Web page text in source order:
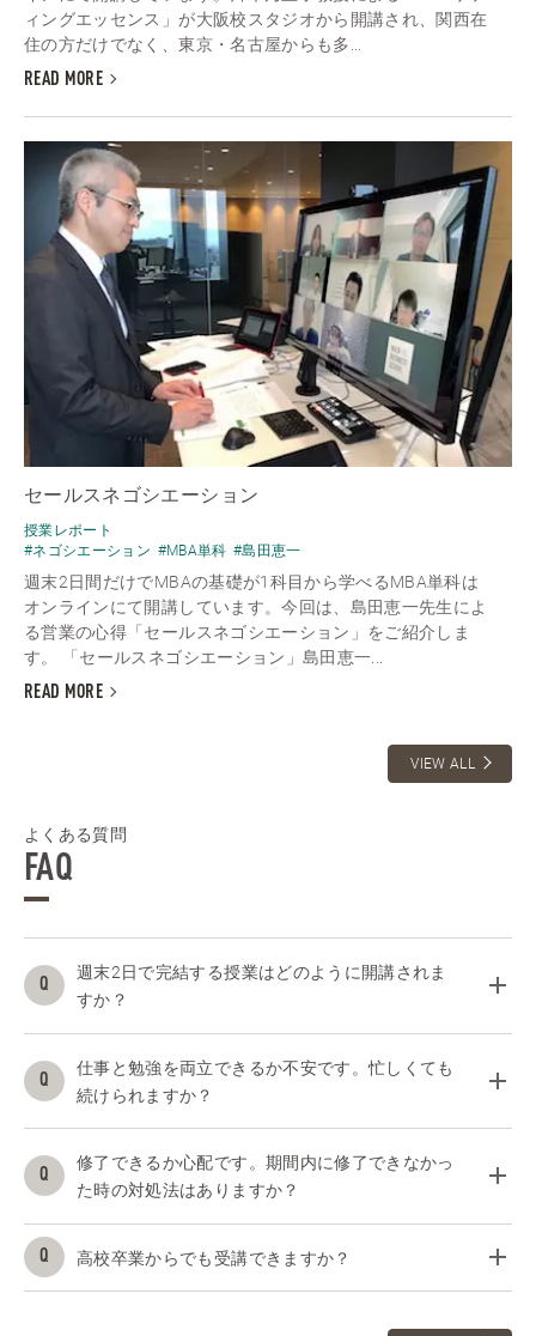
ィングエッセンス」が大阪校スタジオから開講され、関西在
住の方だけでなく、東京・名古屋からも多...
READ MORE
セールスネゴシエーション
授業レポート
#ネゴシエーション #MBA単科 #島田恵一
週末2日間だけでMBAの基礎が1科目から学べるMBA単科は
オンラインにて開講しています。今回は、島田恵一先生によ
る営業の心得「セールスネゴシエーション」をご紹介しま
す。 「セールスネゴシエーション」島田恵一...
READ MORE
VIEW ALL
よくある質問
FAQ
週末2日で完結する授業はどのように開講されま
すか？
仕事と勉強を両立できるか不安です。忙しくても
続けられますか？
修了できるか心配です。期間内に修了できなかっ
た時の対処法はありますか？
高校卒業からでも受講できますか？